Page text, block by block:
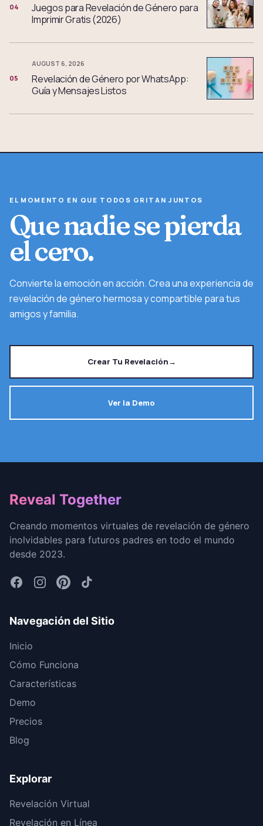
04
Juegos para Revelación de Género para
Imprimir Gratis (2026)
05
AUGUST 6, 2026
Revelación de Género por WhatsApp:
Guía y Mensajes Listos
EL MOMENTO EN QUE TODOS GRITAN JUNTOS
Que nadie se pierda
el cero.
Convierte la emoción en acción. Crea una experiencia de
revelación de género hermosa y compartible para tus
amigos y familia.
Crear Tu Revelación→
Ver la Demo
Footer
Reveal Together
Creando momentos virtuales de revelación de género
inolvidables para futuros padres en todo el mundo
desde 2023.
Navegación del Sitio
Inicio
Cómo Funciona
Características
Demo
Precios
Blog
Explorar
Revelación Virtual
Revelación en Línea